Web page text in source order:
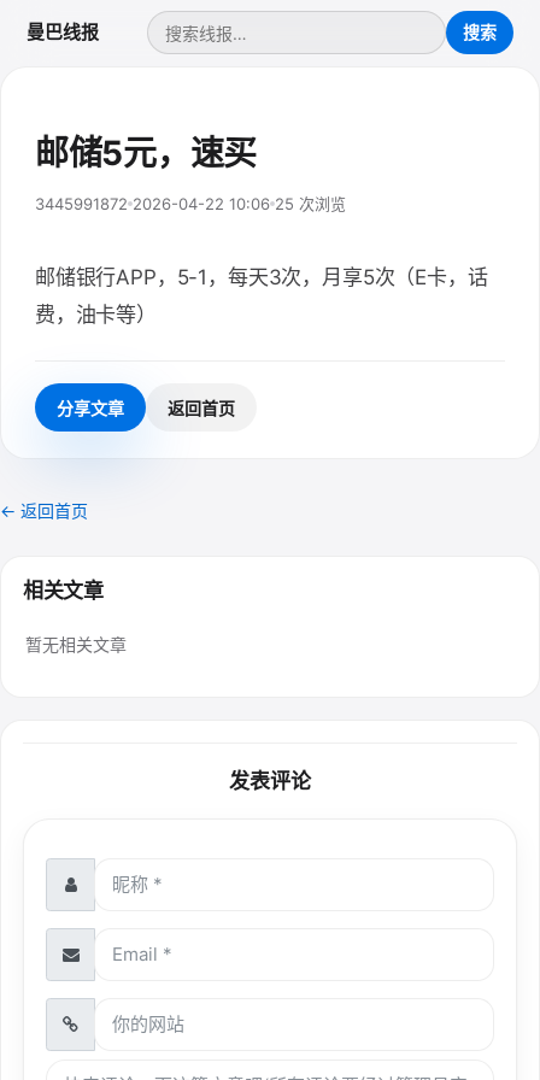
曼巴线报
邮储5元，速买
3445991872 2026-04-22 10:06 25 次浏览
邮储银行APP，5-1，每天3次，月享5次（E卡，话
费，油卡等）
分享文章 返回首页
← 返回首页
相关文章
暂无相关文章
发表评论